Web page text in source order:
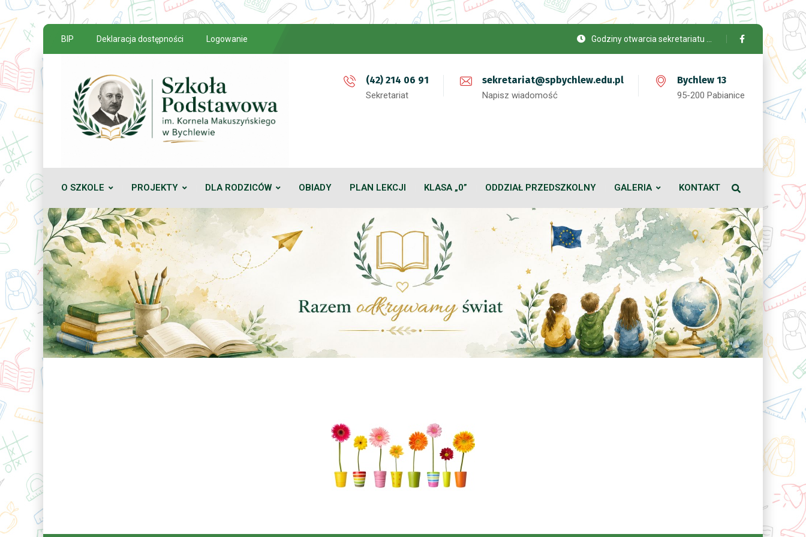
BIP Deklaracja dostępności Logowanie Godziny otwarcia sekretariatu …
(42) 214 06 91
Sekretariat
sekretariat@spbychlew.edu.pl
Napisz wiadomość
Bychlew 13
95-200 Pabianice
O SZKOLE PROJEKTY DLA RODZICÓW OBIADY PLAN LEKCJI KLASA „0” ODDZIAŁ PRZEDSZKOLNY GALERIA KONTAKT